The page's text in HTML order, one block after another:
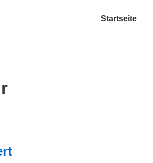
Startseite